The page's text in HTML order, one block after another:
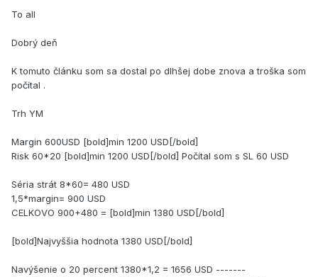
To all
Dobrý deň
K tomuto článku som sa dostal po dlhšej dobe znova a troška som
počítal .
Trh YM
Margin 600USD [bold]min 1200 USD[/bold]
Risk 60*20 [bold]min 1200 USD[/bold] Počítal som s SL 60 USD
Séria strát 8*60= 480 USD
1,5*margin= 900 USD
CELKOVO 900+480 = [bold]min 1380 USD[/bold]
[bold]Najvyššia hodnota 1380 USD[/bold]
Navýšenie o 20 percent 1380*1,2 = 1656 USD -------